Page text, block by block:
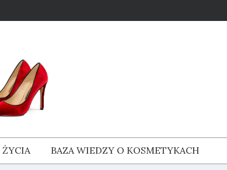
ŻYCIA BAZA WIEDZY O KOSMETYKACH